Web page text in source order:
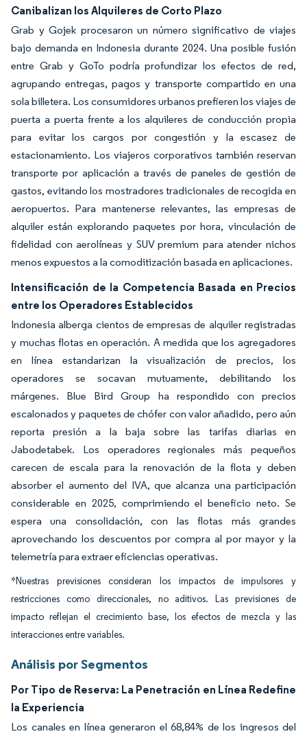
Canibalizan los Alquileres de Corto Plazo
Grab y Gojek procesaron un número significativo de viajes
bajo demanda en Indonesia durante 2024. Una posible fusión
entre Grab y GoTo podría profundizar los efectos de red,
agrupando entregas, pagos y transporte compartido en una
sola billetera. Los consumidores urbanos prefieren los viajes de
puerta a puerta frente a los alquileres de conducción propia
para evitar los cargos por congestión y la escasez de
estacionamiento. Los viajeros corporativos también reservan
transporte por aplicación a través de paneles de gestión de
gastos, evitando los mostradores tradicionales de recogida en
aeropuertos. Para mantenerse relevantes, las empresas de
alquiler están explorando paquetes por hora, vinculación de
fidelidad con aerolíneas y SUV premium para atender nichos
menos expuestos a la comoditización basada en aplicaciones.
Intensificación de la Competencia Basada en Precios
entre los Operadores Establecidos
Indonesia alberga cientos de empresas de alquiler registradas
y muchas flotas en operación. A medida que los agregadores
en línea estandarizan la visualización de precios, los
operadores se socavan mutuamente, debilitando los
márgenes. Blue Bird Group ha respondido con precios
escalonados y paquetes de chófer con valor añadido, pero aún
reporta presión a la baja sobre las tarifas diarias en
Jabodetabek. Los operadores regionales más pequeños
carecen de escala para la renovación de la flota y deben
absorber el aumento del IVA, que alcanza una participación
considerable en 2025, comprimiendo el beneficio neto. Se
espera una consolidación, con las flotas más grandes
aprovechando los descuentos por compra al por mayor y la
telemetría para extraer eficiencias operativas.
*Nuestras previsiones consideran los impactos de impulsores y
restricciones como direccionales, no aditivos. Las previsiones de
impacto reflejan el crecimiento base, los efectos de mezcla y las
interacciones entre variables.
Análisis por Segmentos
Por Tipo de Reserva: La Penetración en Línea Redefine
la Experiencia
Los canales en línea generaron el 68,84% de los ingresos del